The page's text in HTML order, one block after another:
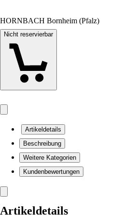
HORNBACH Bornheim (Pfalz)
Nicht reservierbar
Artikeldetails
Beschreibung
Weitere Kategorien
Kundenbewertungen
Artikeldetails